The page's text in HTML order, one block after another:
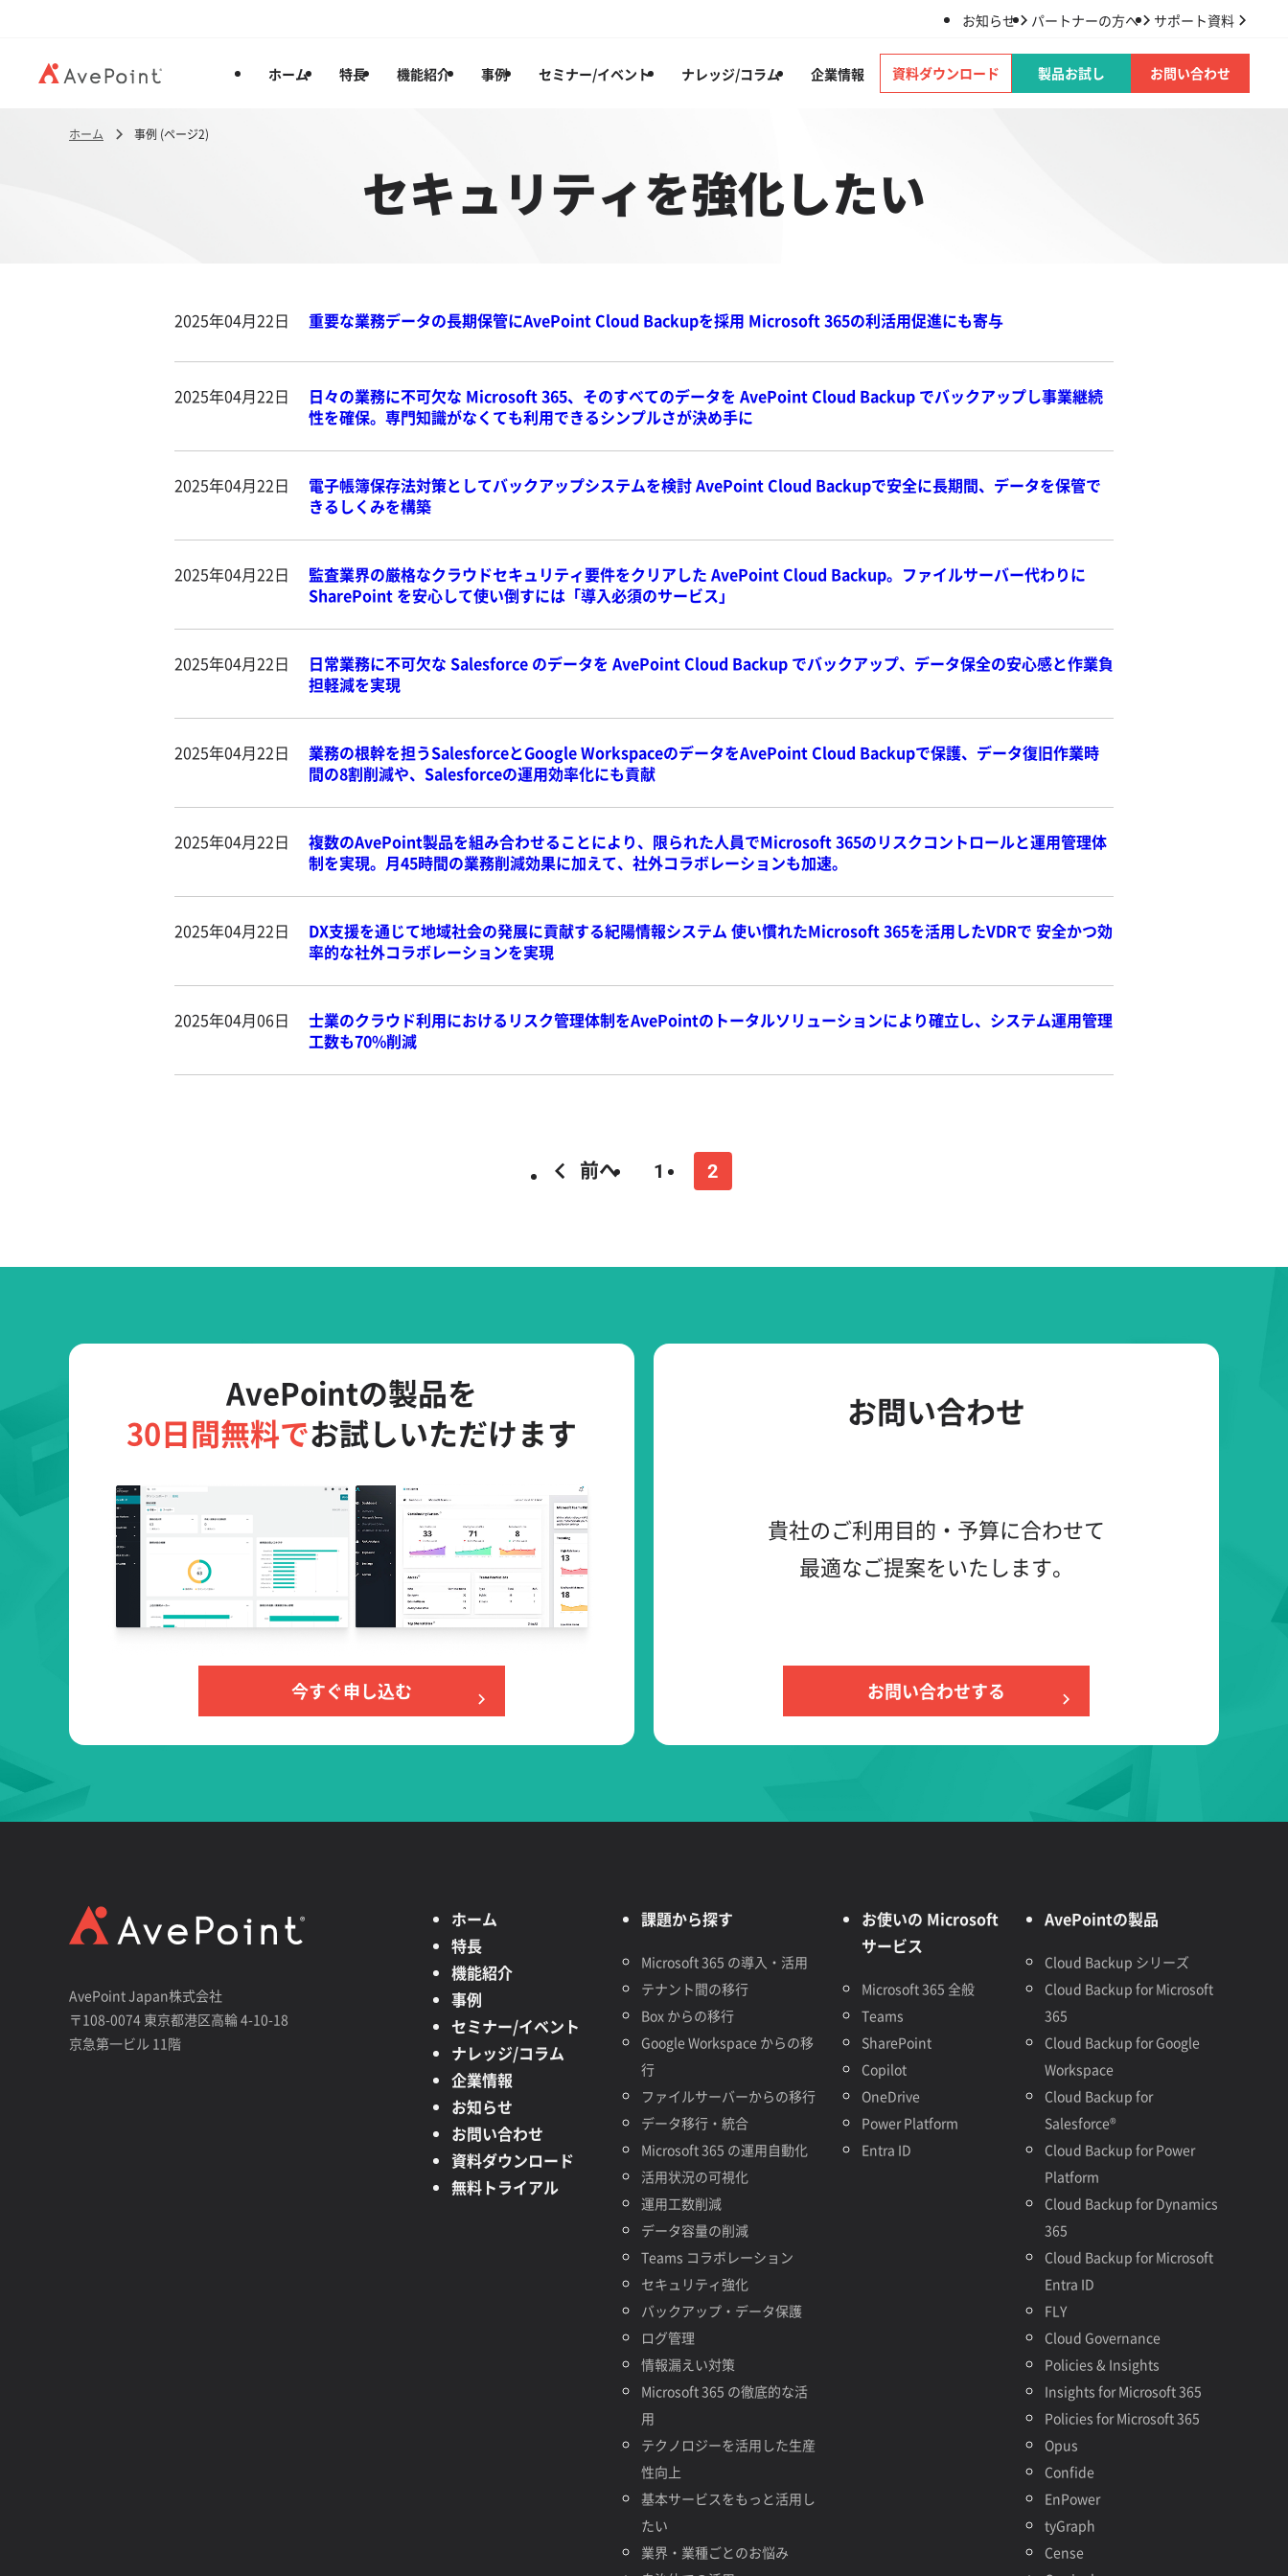
お知らせ パートナーの方へ サポート資料
ホーム 特長 機能紹介 事例 セミナー/イベント ナレッジ/コラム 企業情報 資料ダウンロード 製品お試し お問い合わせ
ホーム 事例 (ページ2)
セキュリティを強化したい
2025年04月22日 重要な業務データの長期保管にAvePoint Cloud Backupを採用 Microsoft 365の利活用促進にも寄与
2025年04月22日
日々の業務に不可欠な Microsoft 365、そのすべてのデータを AvePoint Cloud Backup でバックアップし事業継続
性を確保。専門知識がなくても利用できるシンプルさが決め手に
2025年04月22日
電子帳簿保存法対策としてバックアップシステムを検討 AvePoint Cloud Backupで安全に長期間、データを保管で
きるしくみを構築
2025年04月22日
監査業界の厳格なクラウドセキュリティ要件をクリアした AvePoint Cloud Backup。ファイルサーバー代わりに
SharePoint を安心して使い倒すには「導入必須のサービス」
2025年04月22日
日常業務に不可欠な Salesforce のデータを AvePoint Cloud Backup でバックアップ、データ保全の安心感と作業負
担軽減を実現
2025年04月22日
業務の根幹を担うSalesforceとGoogle WorkspaceのデータをAvePoint Cloud Backupで保護、データ復旧作業時
間の8割削減や、Salesforceの運用効率化にも貢献
2025年04月22日
複数のAvePoint製品を組み合わせることにより、限られた人員でMicrosoft 365のリスクコントロールと運用管理体
制を実現。月45時間の業務削減効果に加えて、社外コラボレーションも加速。
2025年04月22日
DX支援を通じて地域社会の発展に貢献する紀陽情報システム 使い慣れたMicrosoft 365を活用したVDRで 安全かつ効
率的な社外コラボレーションを実現
2025年04月06日
士業のクラウド利用におけるリスク管理体制をAvePointのトータルソリューションにより確立し、システム運用管理
工数も70%削減
前へ 1 2
AvePointの製品を
30日間無料でお試しいただけます
今すぐ申し込む
お問い合わせ
貴社のご利用目的・予算に合わせて
最適なご提案をいたします。
お問い合わせする
AvePoint Japan株式会社
〒108-0074 東京都港区高輪 4-10-18
京急第一ビル 11階
ホーム
特長
機能紹介
事例
セミナー/イベント
ナレッジ/コラム
企業情報
お知らせ
お問い合わせ
資料ダウンロード
無料トライアル
課題から探す
Microsoft 365 の導入・活用
テナント間の移行
Box からの移行
Google Workspace からの移
行
ファイルサーバーからの移行
データ移行・統合
Microsoft 365 の運用自動化
活用状況の可視化
運用工数削減
データ容量の削減
Teams コラボレーション
セキュリティ強化
バックアップ・データ保護
ログ管理
情報漏えい対策
Microsoft 365 の徹底的な活
用
テクノロジーを活用した生産
性向上
基本サービスをもっと活用し
たい
業界・業種ごとのお悩み
お使いの Microsoft
サービス
Microsoft 365 全般
Teams
SharePoint
Copilot
OneDrive
Power Platform
Entra ID
AvePointの製品
Cloud Backup シリーズ
Cloud Backup for Microsoft
365
Cloud Backup for Google
Workspace
Cloud Backup for
Salesforce®
Cloud Backup for Power
Platform
Cloud Backup for Dynamics
365
Cloud Backup for Microsoft
Entra ID
FLY
Cloud Governance
Policies & Insights
Insights for Microsoft 365
Policies for Microsoft 365
Opus
Confide
EnPower
tyGraph
Cense